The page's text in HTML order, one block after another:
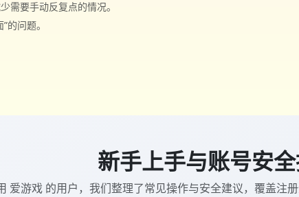
需要手动反复点的情况。
的问题。
新手上手与账号安
爱游戏 的用户，我们整理了常见操作与安全建议，覆盖注